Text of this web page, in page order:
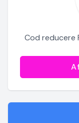
Cod reducere